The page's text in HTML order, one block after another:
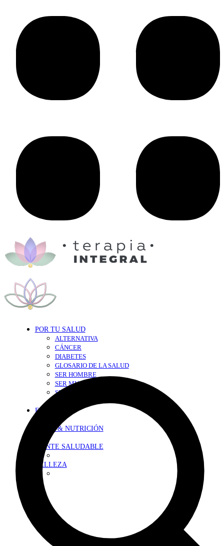
POR TU SALUD
ALTERNATIVA
CÁNCER
DIABETES
GLOSARIO DE LA SALUD
SER HOMBRE
SER MUJER
SEXY-SALUD
EN FORMA
DIETA & NUTRICIÓN
MENTE SALUDABLE
BELLEZA